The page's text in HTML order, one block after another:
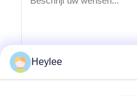
Heylee